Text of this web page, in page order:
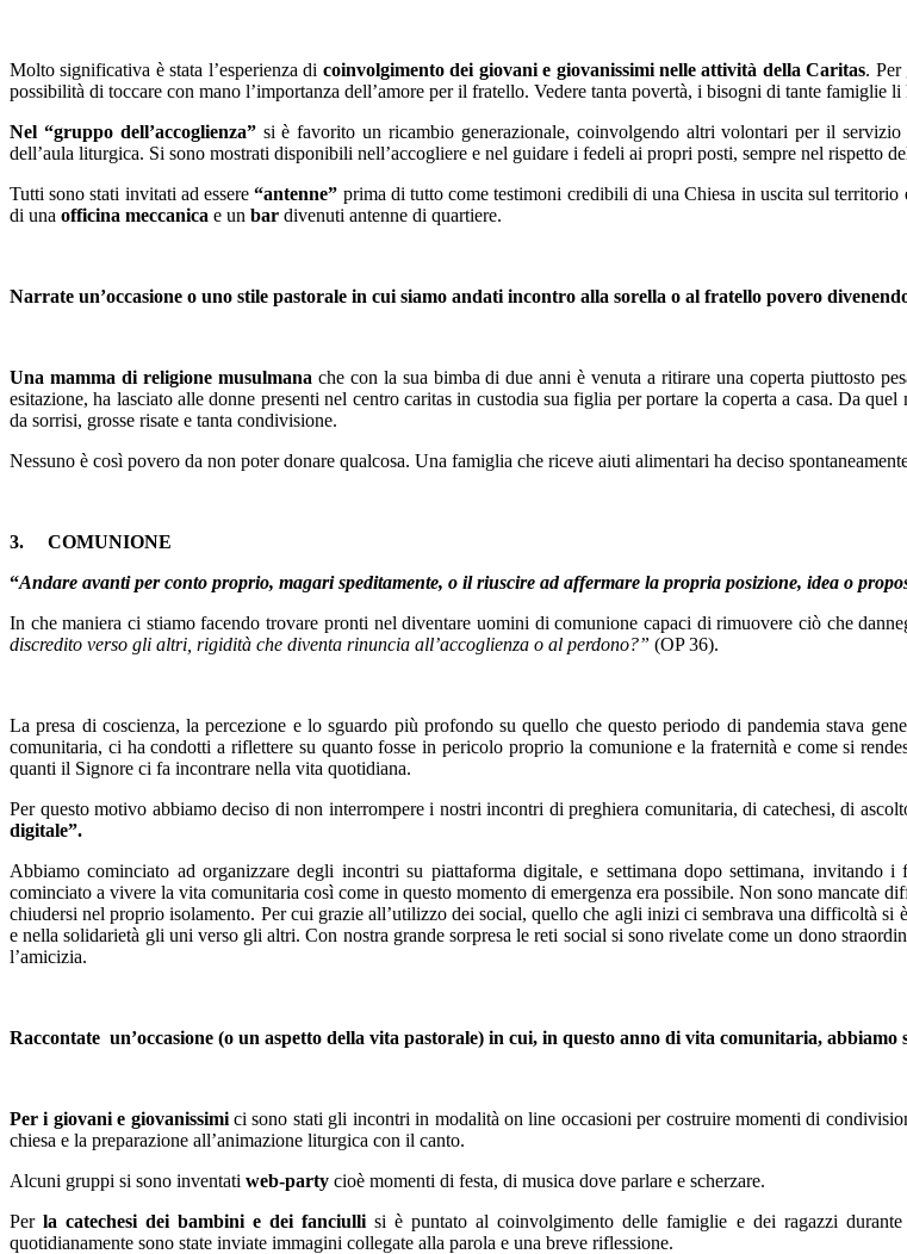
Molto significativa è stata l’esperienza di coinvolgimento dei giovani e giovanissimi nelle attività della Caritas. Per
possibilità di toccare con mano l’importanza dell’amore per il fratello. Vedere tanta povertà, i bisogni di tante famiglie
Nel “gruppo dell’accoglienza”si è favorito un ricambio generazionale, coinvolgendo altri volontari per il
dell’aula liturgica. Si sono mostrati disponibili nell’accogliere e nel guidare i fedeli ai propri posti, sempre nel rispetto
Tutti sono stati invitati ad essere“antenne” prima di tutto come testimoni credibili di una Chiesa in uscita sul territorio
di una officina meccanica e un bar divenuti antenne di quartiere.
Narrate un’occasione o uno stile pastorale in cui siamo andati incontro alla sorella o al fratello povero
Una mamma di religione musulmana che con la sua bimba di due anni è venuta a ritirare una coperta piuttosto
esitazione, ha lasciato alle donne presenti nel centro caritas in custodia sua figlia per portare la coperta a casa. Da
da sorrisi, grosse risate e tanta condivisione.
Nessuno è così povero da non poter donare qualcosa. Una famiglia che riceve aiuti alimentari ha deciso
3. COMUNIONE
“Andare avanti per conto proprio, magari speditamente, o il riuscire ad affermare la propria posizione, idea o
In che maniera ci stiamo facendo trovare pronti nel diventare uomini di comunione capaci di rimuovere ciò che
discredito verso gli altri, rigidità che diventa rinuncia all’accoglienza o al perdono?” (OP 36).
La presa di coscienza, la percezione e lo sguardo più profondo su quello che questo periodo di pandemia stava
comunitaria, ci ha condotti a riflettere su quanto fosse in pericolo proprio la comunione e la fraternità e come si
quanti il Signore ci fa incontrare nella vita quotidiana.
Per questo motivo abbiamo deciso di non interrompere i nostri incontri di preghiera comunitaria, di catechesi, di
digitale”.
Abbiamo cominciato ad organizzare degli incontri su piattaforma digitale, e settimana dopo settimana,
cominciato a vivere la vita comunitaria così come in questo momento di emergenza era possibile. Non sono mancate
chiudersi nel proprio isolamento. Per cui grazie all’utilizzo dei social, quello che agli inizi ci sembrava una difficoltà si
e nella solidarietà gli uni verso gli altri. Con nostra grande sorpresa le reti social si sono rivelate come un dono
l’amicizia.
Raccontate un’occasione (o un aspetto della vita pastorale) in cui, in questo anno di vita comunitaria,
Per i giovani e giovanissimici sono stati gli incontri in modalità on line occasioni per costruire momenti di
chiesa e la preparazione all’animazione liturgica con il canto.
Alcuni gruppi si sono inventati web-party cioè momenti di festa, di musica dove parlare e scherzare.
Perla catechesi dei bambini e dei fanciulli si è puntato al coinvolgimento delle famiglie e dei ragazzi
quotidianamente sono state inviate immagini collegate alla parola e una breve riflessione.